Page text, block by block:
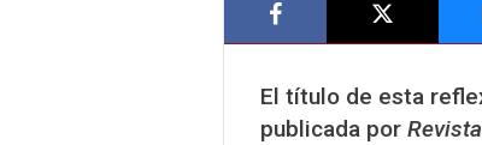
El título de esta
publicada por